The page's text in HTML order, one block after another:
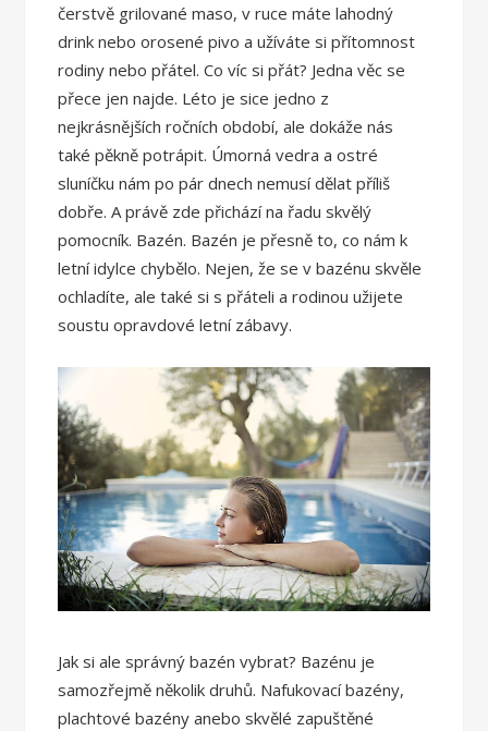
čerstvě grilované maso, v ruce máte lahodný
drink nebo orosené pivo a užíváte si přítomnost
rodiny nebo přátel. Co víc si přát? Jedna věc se
přece jen najde. Léto je sice jedno z
nejkrásnějších ročních období, ale dokáže nás
také pěkně potrápit. Úmorná vedra a ostré
sluníčku nám po pár dnech nemusí dělat příliš
dobře. A právě zde přichází na řadu skvělý
pomocník. Bazén. Bazén je přesně to, co nám k
letní idylce chybělo. Nejen, že se v bazénu skvěle
ochladíte, ale také si s přáteli a rodinou užijete
soustu opravdové letní zábavy.
Jak si ale správný bazén vybrat? Bazénu je
samozřejmě několik druhů. Nafukovací bazény,
plachtové bazény anebo skvělé zapuštěné